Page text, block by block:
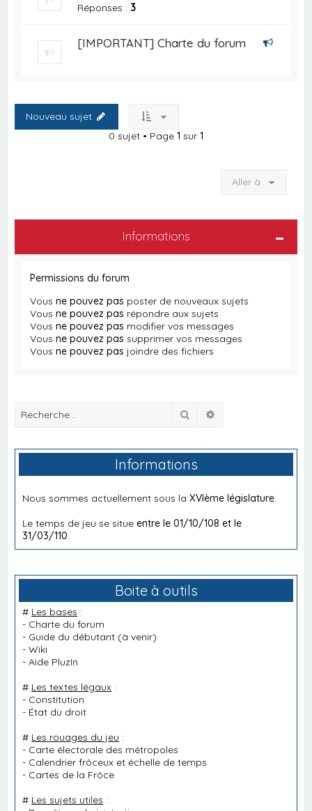
Réponses : 3
[IMPORTANT] Charte du forum
Nouveau sujet
0 sujet • Page 1 sur 1
Aller à
Informations
Permissions du forum
Vousne pouvez pas poster de nouveaux sujets
Vousne pouvez pas répondre aux sujets
Vousne pouvez pas modifier vos messages
Vousne pouvez pas supprimer vos messages
Vousne pouvez pas joindre des fichiers
Rechercher
Informations
Nous sommes actuellement sous laXVIème législature
Le temps de jeu se situeentre le 01/10/108 et le
31/03/110
Boite à outils
# Les bases :
- Charte du forum
- Guide du débutant (à venir)
-Wiki
-Aide PluzIn
# Les textes légaux :
- Constitution
- État du droit
# Les rouages du jeu :
- Carte électorale des métropoles
- Calendrier frôceux et échelle de temps
- Cartes de la Frôce
# Les sujets utiles :